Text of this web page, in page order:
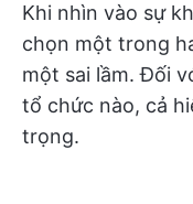
Khi nhìn vào sự
chọn một trong
một sai lầm. Đối
tổ chức nào, cả
trọng.